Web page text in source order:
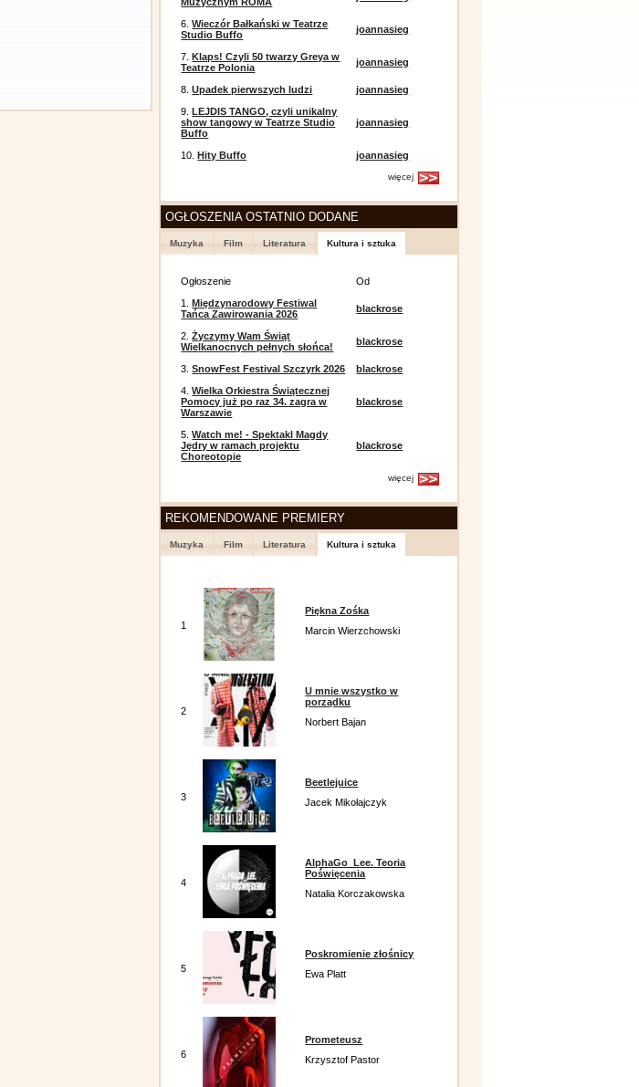
6.Wieczór Bałkański w Teatrze
Studio Buffo
joannasieg
7.Klaps! Czyli 50 twarzy Greya w
Teatrze Polonia
joannasieg
8.Upadek pierwszych ludzi
joannasieg
9.LEJDIS TANGO, czyli unikalny
show tangowy w Teatrze Studio
Buffo
joannasieg
10.Hity Buffo joannasieg
więcej
OGŁOSZENIA OSTATNIO DODANE
Muzyka Film Literatura Kultura i sztuka
Ogłoszenie
Od
1.Międzynarodowy Festiwal
Tańca Zawirowania 2026
blackrose
2.Życzymy Wam Świąt
Wielkanocnych pełnych słońca!
blackrose
3.SnowFest Festival Szczyrk 2026
blackrose
4.Wielka Orkiestra Świątecznej
Pomocy już po raz 34. zagra w
Warszawie
blackrose
5.Watch me! - Spektakl Magdy
Jędry w ramach projektu
Choreotopie
blackrose
więcej
REKOMENDOWANE PREMIERY
Muzyka Film Literatura Kultura i sztuka
1
Piękna Zośka
Marcin Wierzchowski
2
U mnie wszystko w
porządku
Norbert Bajan
3
Beetlejuice
Jacek Mikołajczyk
4
AlphaGo_Lee. Teoria
Poświęcenia
Natalia Korczakowska
5
Poskromienie złośnicy
Ewa Platt
6
Prometeusz
Krzysztof Pastor